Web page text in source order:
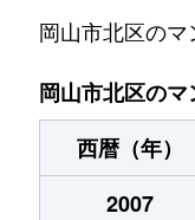
奥田
上中野
上中野
桑田町
岡山市北区のマ
岡山市北区の
西暦（年）
2007